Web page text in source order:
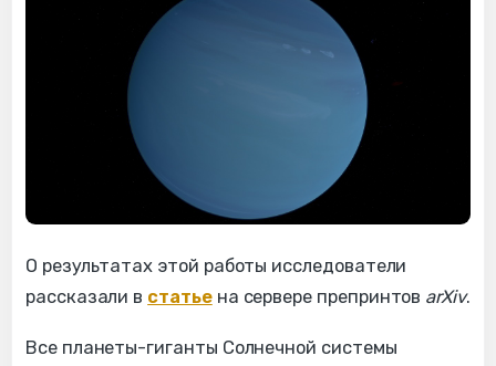
О результатах этой работы исследователи
рассказали в статьена сервере препринтов arXiv.
Все планеты-гиганты Солнечной системы